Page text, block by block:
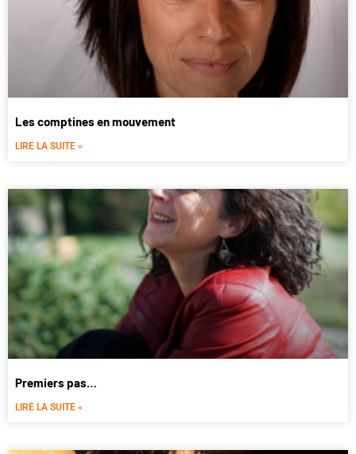
Les comptines en mouvement
LIRE LA SUITE »
Premiers pas…
LIRE LA SUITE »